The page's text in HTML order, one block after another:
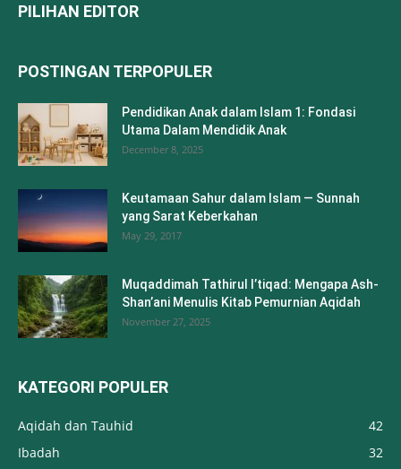
PILIHAN EDITOR
POSTINGAN TERPOPULER
Pendidikan Anak dalam Islam 1: Fondasi
Utama Dalam Mendidik Anak
December 8, 2025
Keutamaan Sahur dalam Islam — Sunnah
yang Sarat Keberkahan
May 29, 2017
Muqaddimah Tathirul I’tiqad: Mengapa Ash-
Shan’ani Menulis Kitab Pemurnian Aqidah
November 27, 2025
KATEGORI POPULER
Aqidah dan Tauhid
42
Ibadah
32